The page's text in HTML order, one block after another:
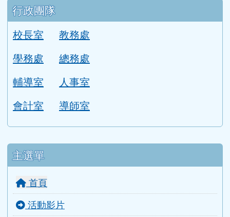
行政團隊
校長室
教務處
學務處
總務處
輔導室
人事室
會計室
導師室
主選單
首頁
活動影片